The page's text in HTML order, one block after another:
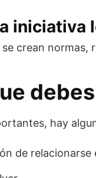
crean
hay
de